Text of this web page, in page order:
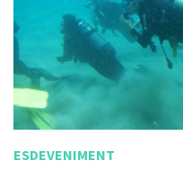
ESDEVENIMENT